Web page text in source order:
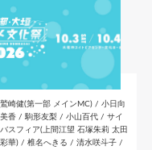
鷲崎健(第一部 メインMC) / 小日向
美香 / 駒形友梨 / 小山百代 / サイ
バスフィア(上間江望 石塚朱莉 太田
彩華) / 椎名へきる / 清水咲斗子 /